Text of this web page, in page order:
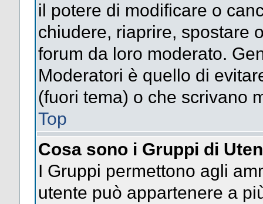
il potere di modificare o
chiudere, riaprire, spostare
forum da loro moderato.
Moderatori è quello di
(fuori tema) o che scrivano
Top
Cosa sono i Gruppi di
I Gruppi permettono agli
utente può appartenere a